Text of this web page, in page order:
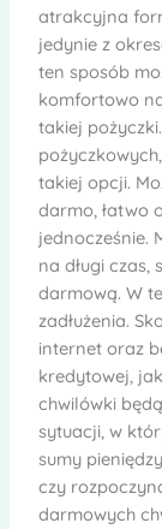
atrakcyjna
jedynie z
ten sposób
komfortowo
takiej
takiej opcji.
darmo, łatwo
jednocześnie.
na długi
darmową. W
zadłużenia.
internet oraz
kredytowej,
chwilówki
sytuacji, w
sumy
czy
darmowych